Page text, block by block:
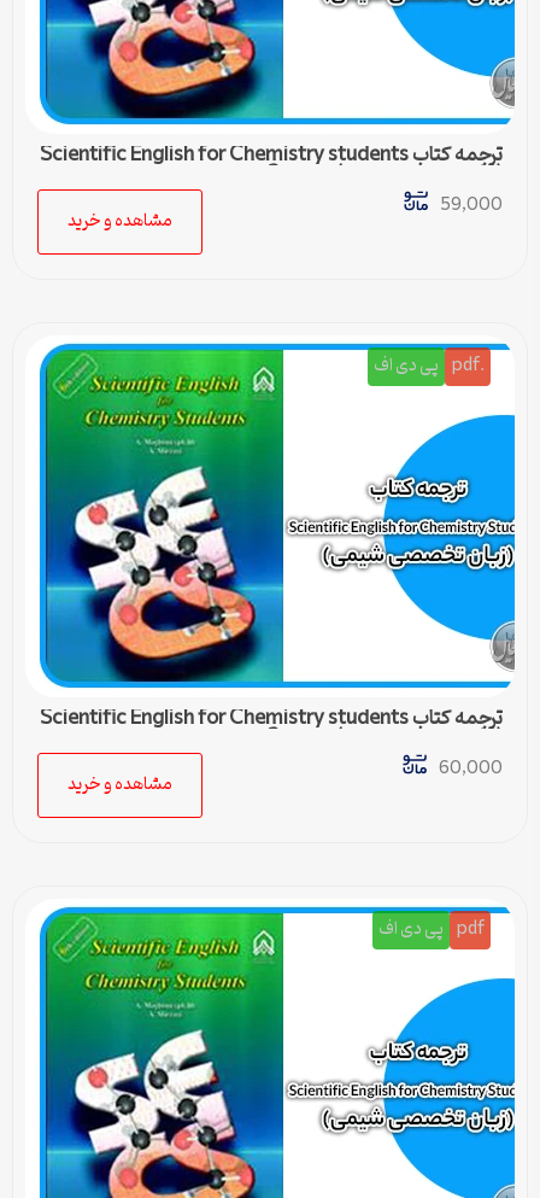
ترجمه کتاب Scientific English for Chemistry students
(زبان تخصصی شیمی) – درس 3
59,000
مشاهده و خرید
.pdf پی دی اف
ترجمه کتاب Scientific English for Chemistry students
(زبان تخصصی شیمی) – درس 2
60,000
مشاهده و خرید
pdf پی دی اف